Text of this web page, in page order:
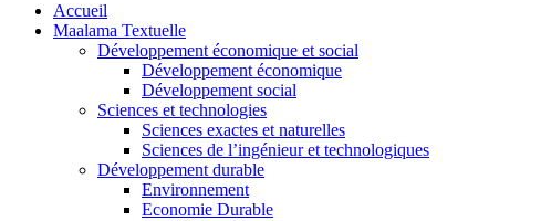
Accueil
Maalama Textuelle
Développement économique et social
Développement économique
Développement social
Sciences et technologies
Sciences exactes et naturelles
Sciences de l’ingénieur et technologiques
Développement durable
Environnement
Economie Durable